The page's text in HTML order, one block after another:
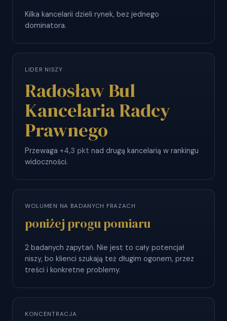
Kilka kancelarii dzieli rynek, bez jednego
dominatora.
LIDER NISZY
Radosław Bul
Kancelaria Radcy
Prawnego
Przewaga +4,3 pkt nad drugą kancelarią w rankingu
widoczności.
WOLUMEN NA BADANYCH FRAZACH
poniżej progu pomiaru
2 badanych zapytań. Nie jest to cały potencjał
niszy, bo klienci szukają też długim ogonem, przez
treści i konkretne problemy.
KONCENTRACJA